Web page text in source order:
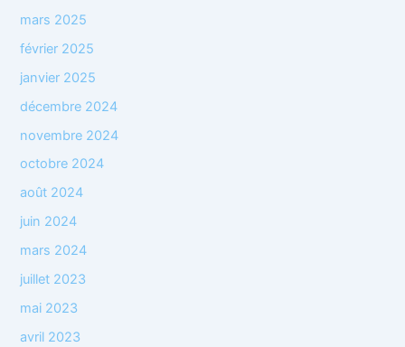
mars 2025
février 2025
janvier 2025
décembre 2024
novembre 2024
octobre 2024
août 2024
juin 2024
mars 2024
juillet 2023
mai 2023
avril 2023